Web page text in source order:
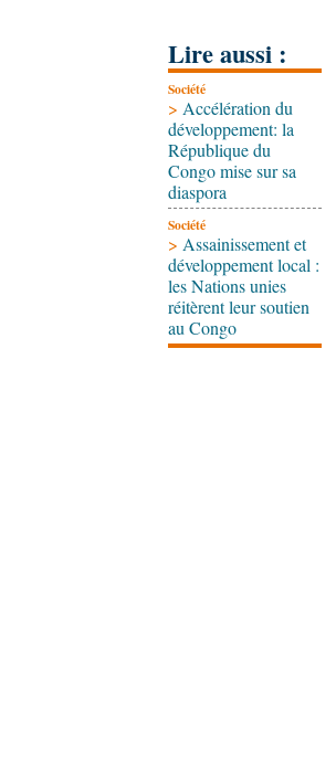
Lire aussi :
Société
> Accélération du
développement: la
République du
Congo mise sur sa
diaspora
Société
> Assainissement et
développement local :
les Nations unies
réitèrent leur soutien
au Congo